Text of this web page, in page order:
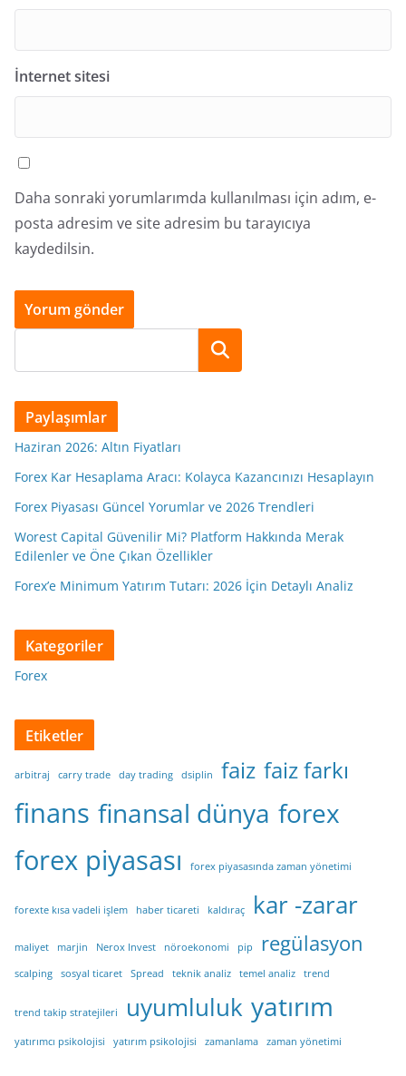
İnternet sitesi
Daha sonraki yorumlarımda kullanılması için adım, e-
posta adresim ve site adresim bu tarayıcıya
kaydedilsin.
Ara
Paylaşımlar
Haziran 2026: Altın Fiyatları
Forex Kar Hesaplama Aracı: Kolayca Kazancınızı Hesaplayın
Forex Piyasası Güncel Yorumlar ve 2026 Trendleri
Worest Capital Güvenilir Mi? Platform Hakkında Merak
Edilenler ve Öne Çıkan Özellikler
Forex’e Minimum Yatırım Tutarı: 2026 İçin Detaylı Analiz
Kategoriler
Forex
Etiketler
arbitraj carry trade day trading dsiplin faiz faiz farkı
finans finansal dünya forex
forex piyasası forex piyasasında zaman yönetimi
forexte kısa vadeli işlem haber ticareti kaldıraç kar -zarar
maliyet marjin Nerox Invest nöroekonomi pip regülasyon
scalping sosyal ticaret Spread teknik analiz temel analiz trend
trend takip stratejileri uyumluluk yatırım
yatırımcı psikolojisi yatırım psikolojisi zamanlama zaman yönetimi